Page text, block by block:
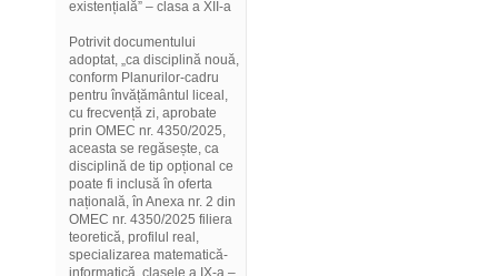
existențială” – clasa a XII-a
Potrivit documentului
adoptat, „ca disciplină nouă,
conform Planurilor-cadru
pentru învățământul liceal,
cu frecvență zi, aprobate
prin OMEC nr. 4350/2025,
aceasta se regăsește, ca
disciplină de tip opțional ce
poate fi inclusă în oferta
națională, în Anexa nr. 2 din
OMEC nr. 4350/2025 filiera
teoretică, profilul real,
specializarea matematică-
informatică, clasele a IX-a –